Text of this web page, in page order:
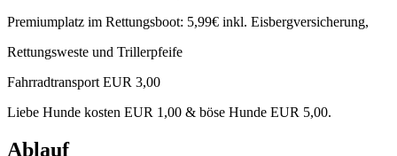
Premiumplatz im Rettungsboot: 5,99€ inkl. Eisbergversicherung,
Rettungsweste und Trillerpfeife
Fahrradtransport EUR 3,00
Liebe Hunde kosten EUR 1,00 & böse Hunde EUR 5,00.
Ablauf